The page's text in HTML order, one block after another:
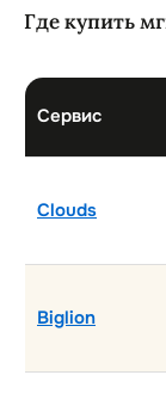
Где купить
Сервис
Clouds
Biglion